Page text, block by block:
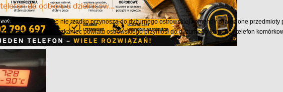
do odbioru u dzielnicow…
powiatu ostrowskiego nie rzadko przynoszą do dyżurnego ostrowskiej komendy znalezione
rano mieszkaniec powiatu ostrowskiego przyniósł do dyżurnego komendy telefon